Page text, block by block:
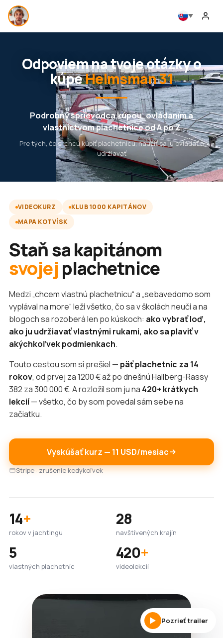
Odpoviem na tvoje otázky o
kúpeHelmsman 31
Podrobný sprievodca kúpou, ovládaním a
vlastníctvom plachetnice od A po Z
Pre tých, čo si chcú kúpiť plachetnicu, naučiť sa ju ovládať a
udržiavať
VIDEOKURZ
KLUB 1000 KAPITÁNOV
MAPA KOTVÍSK
Staň sa kapitánom
svojejplachetnice
Medzi „chcem vlastnú plachetnicu“ a „sebavedomo som
vyplával na more“ leží všetko, čo sa v školách neučí a na
blogoch sa rozoberá len po kúskoch: ako vybrať loď,
ako ju udržiavať vlastnými rukami, ako sa plaviť v
akýchkoľvek podmienkach.
Touto cestou som si prešiel — päť plachetníc za 14
rokov, od prvej za 1200 € až po dnešnú Hallberg-Rassy
382 za 300 000 €. A rozložil som ju na 420+ krátkych
lekcií— všetko, čo by som povedal sám sebe na
začiatku.
Vyskúšať kurz — 11 USD/mesiac
Stripe · zrušenie kedykoľvek
14+
rokov v jachtingu
28
navštívených krajín
5
vlastných plachetníc
420+
videolekcií
Pozrieť trailer